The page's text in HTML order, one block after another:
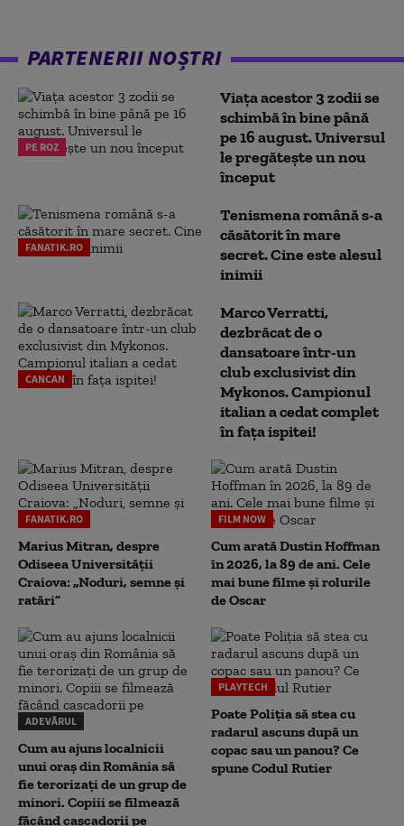
PARTENERII NOȘTRI
PE ROZ
Viața acestor 3 zodii se
schimbă în bine până
pe 16 august. Universul
le pregătește un nou
început
FANATIK.RO
Tenismena română s-a
căsătorit în mare
secret. Cine este alesul
inimii
CANCAN
Marco Verratti,
dezbrăcat de o
dansatoare într-un
club exclusivist din
Mykonos. Campionul
italian a cedat complet
în fața ispitei!
FANATIK.RO
Marius Mitran, despre
Odiseea Universității
Craiova: „Noduri, semne și
ratări”
FILM NOW
Cum arată Dustin Hoffman
în 2026, la 89 de ani. Cele
mai bune filme și rolurile
de Oscar
ADEVĂRUL
Cum au ajuns localnicii
unui oraș din România să
fie terorizați de un grup de
minori. Copiii se filmează
făcând cascadorii pe
PLAYTECH
Poate Poliția să stea cu
radarul ascuns după un
copac sau un panou? Ce
spune Codul Rutier